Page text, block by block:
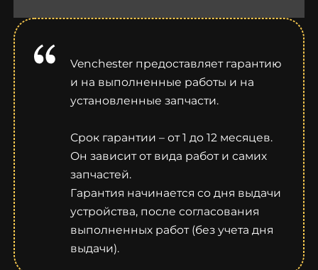
Venchester предоставляет гарантию
и на выполненные работы и на
установленные запчасти.
Срок гарантии – от 1 до 12 месяцев.
Он зависит от вида работ и самих
запчастей.
Гарантия начинается со дня выдачи
устройства, после согласования
выполненных работ (без учета дня
выдачи).